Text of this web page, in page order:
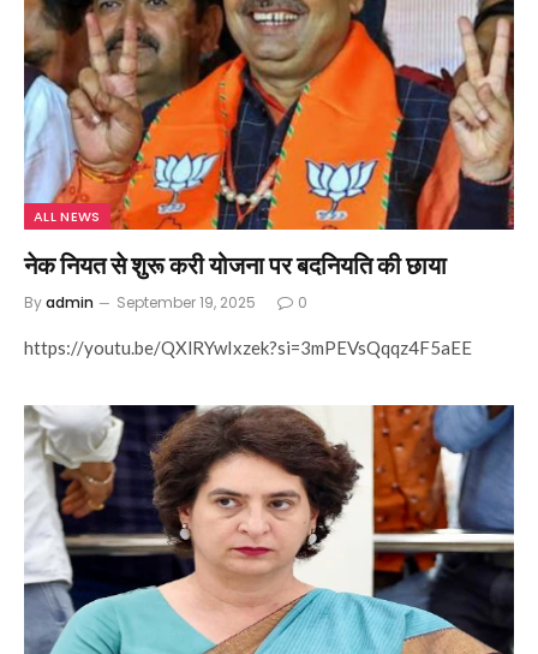
ALL NEWS
नेक नियत से शुरू करी योजना पर बदनियति की छाया
Byadmin September 19, 2025 0
https://youtu.be/QXlRYwIxzek?si=3mPEVsQqqz4F5aEE